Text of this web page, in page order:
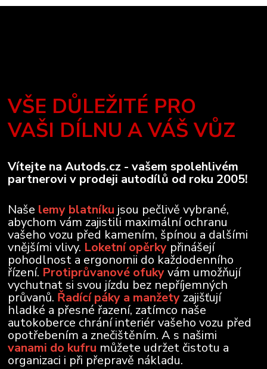
VŠE DŮLEŽITÉ PRO
VAŠI DÍLNU A VÁŠ VŮZ
Vítejte na Autods.cz - vašem spolehlivém
partnerovi v prodeji autodílů od roku 2005!
Naše lemy blatníku jsou pečlivě vybrané,
abychom vám zajistili maximální ochranu
vašeho vozu před kamením, špínou a dalšími
vnějšími vlivy. Loketní opěrky přinášejí
pohodlnost a ergonomii do každodenního
řízení. Protiprůvanové ofukyvám umožňují
vychutnat si svou jízdu bez nepříjemných
průvanů. Řadící páky a manžety zajišťují
hladké a přesné řazení, zatímco naše
autokoberce chrání interiér vašeho vozu před
opotřebením a znečištěním. A s našimi
vanami do kufru můžete udržet čistotu a
organizaci i při přepravě nákladu.